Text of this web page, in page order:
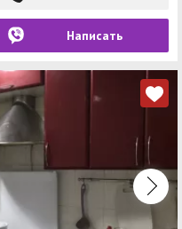
Написать